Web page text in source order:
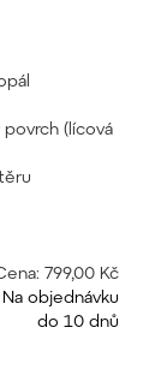
povrch (lícová
799,00 Kč
Na objednávku
do 10 dnů